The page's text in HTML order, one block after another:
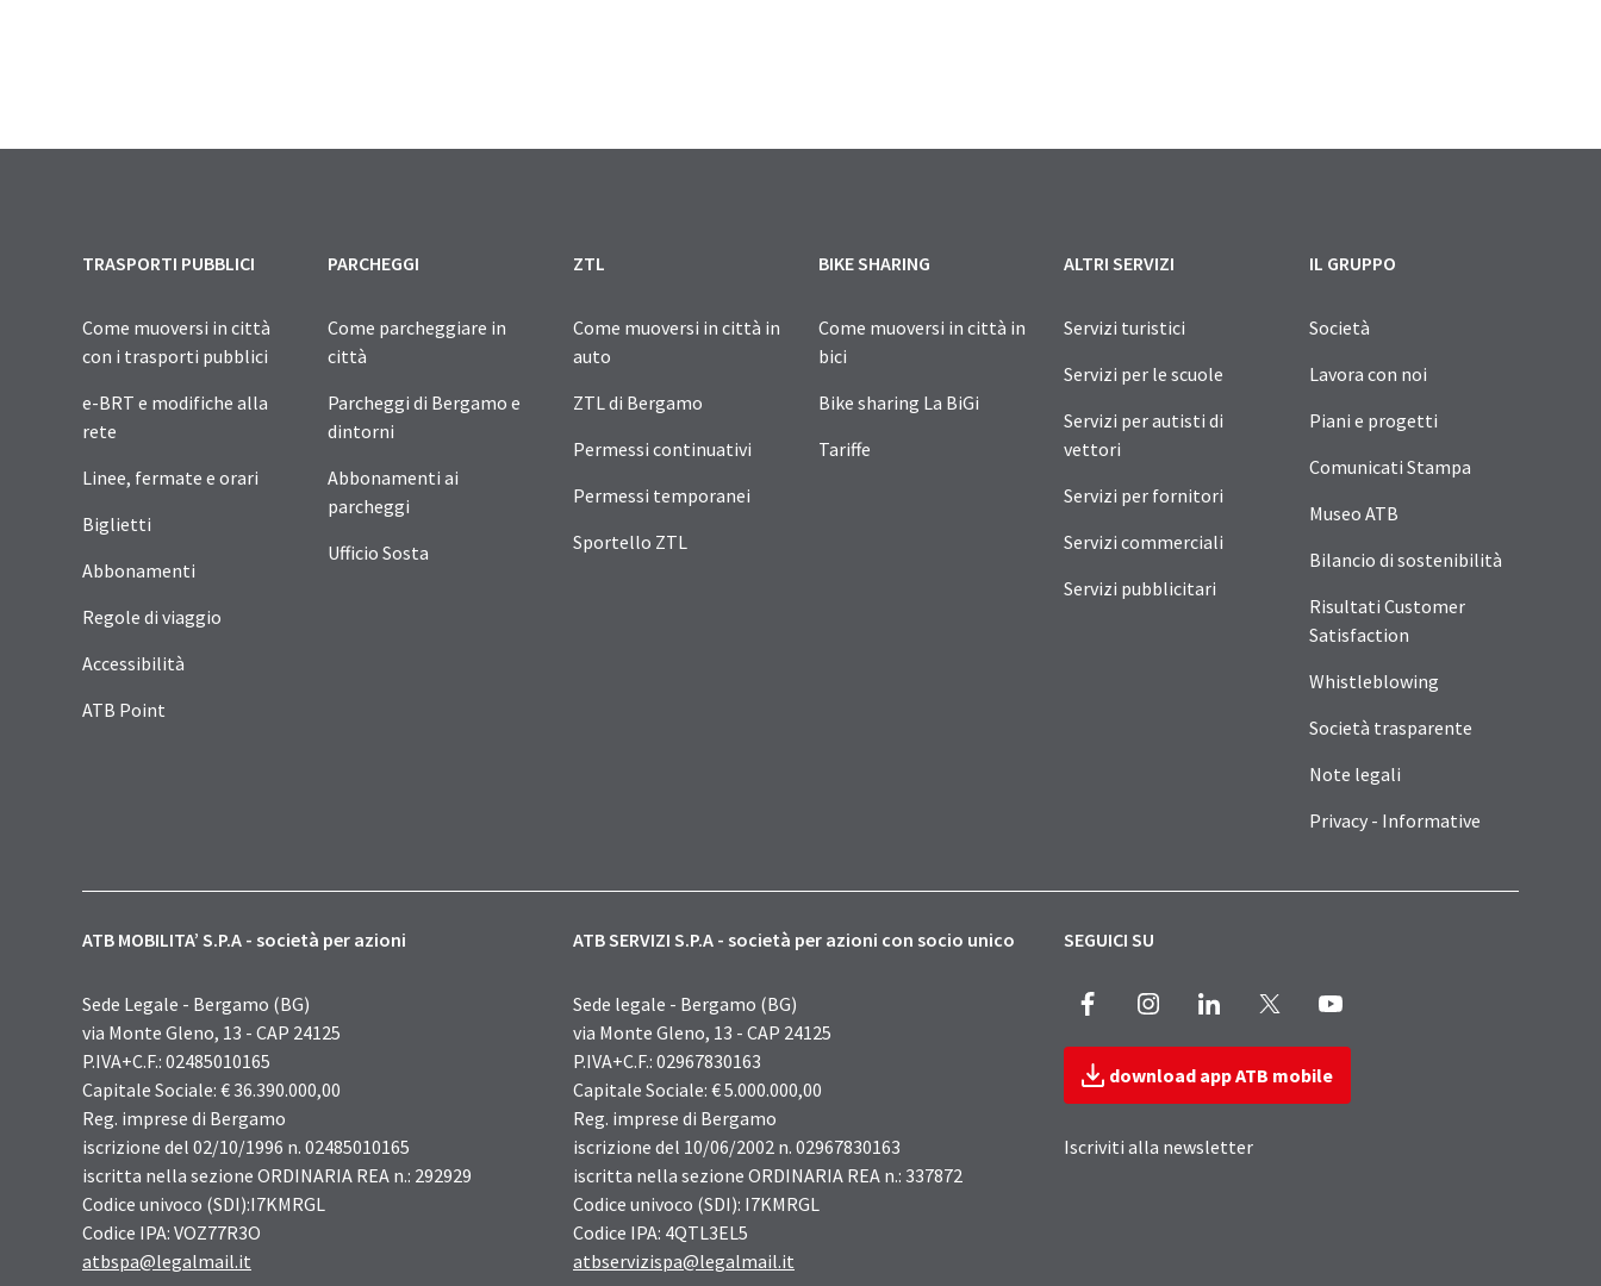
TRASPORTI PUBBLICI
Come muoversi in città
con i trasporti pubblici
e-BRT e modifiche alla
rete
Linee, fermate e orari
Biglietti
Abbonamenti
Regole di viaggio
Accessibilità
ATB Point
PARCHEGGI
Come parcheggiare in
città
Parcheggi di Bergamo e
dintorni
Abbonamenti ai
parcheggi
Ufficio Sosta
ZTL
Come muoversi in città in
auto
ZTL di Bergamo
Permessi continuativi
Permessi temporanei
Sportello ZTL
BIKE SHARING
Come muoversi in città in
bici
Bike sharing La BiGi
Tariffe
ALTRI SERVIZI
Servizi turistici
Servizi per le scuole
Servizi per autisti di
vettori
Servizi per fornitori
Servizi commerciali
Servizi pubblicitari
IL GRUPPO
Società
Lavora con noi
Piani e progetti
Comunicati Stampa
Museo ATB
Bilancio di sostenibilità
Risultati Customer
Satisfaction
Whistleblowing
Società trasparente
Note legali
Privacy - Informative
ATB MOBILITA’ S.P.A - società per azioni
Sede Legale - Bergamo (BG)
via Monte Gleno, 13 - CAP 24125
P.IVA+C.F.: 02485010165
Capitale Sociale: € 36.390.000,00
Reg. imprese di Bergamo
iscrizione del 02/10/1996 n. 02485010165
iscritta nella sezione ORDINARIA REA n.: 292929
Codice univoco (SDI):I7KMRGL
Codice IPA: VOZ77R3O
atbspa@legalmail.it
ATB SERVIZI S.P.A - società per azioni con socio unico
Sede legale - Bergamo (BG)
via Monte Gleno, 13 - CAP 24125
P.IVA+C.F.: 02967830163
Capitale Sociale: € 5.000.000,00
Reg. imprese di Bergamo
iscrizione del 10/06/2002 n. 02967830163
iscritta nella sezione ORDINARIA REA n.: 337872
Codice univoco (SDI): I7KMRGL
Codice IPA: 4QTL3EL5
atbservizispa@legalmail.it
SEGUICI SU
Facebook InstagramLinkedIn
download app ATB mobile
Iscriviti alla newsletter